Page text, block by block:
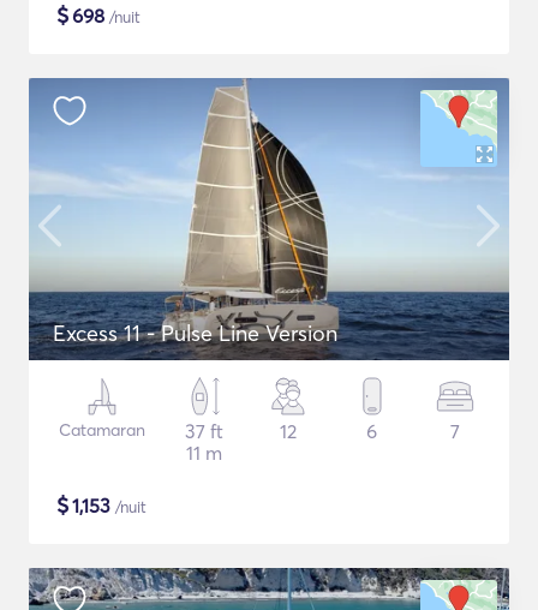
$698 /nuit
Excess 11 - Pulse Line Version
Catamaran
37 ft
11 m
12 6 7
$1,153 /nuit